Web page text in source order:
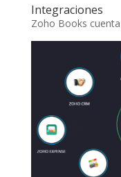
Integraciones
Zoho Books